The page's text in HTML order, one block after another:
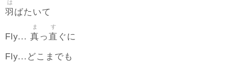
羽
は
ばたいて
Fly... 真
ま
っ 直
す
ぐに
Fly...どこまでも